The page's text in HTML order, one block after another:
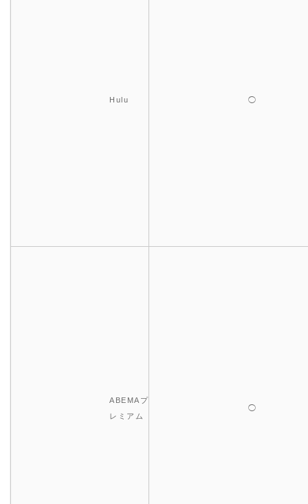
Hulu ◯
ABEMAプ
レミアム
◯